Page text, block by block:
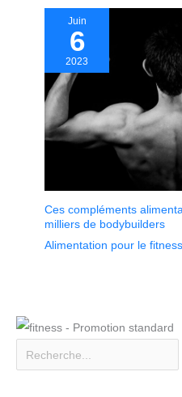
Juin
6
2023
Ces compléments
milliers de bodybuilders
Alimentation pour le fitness